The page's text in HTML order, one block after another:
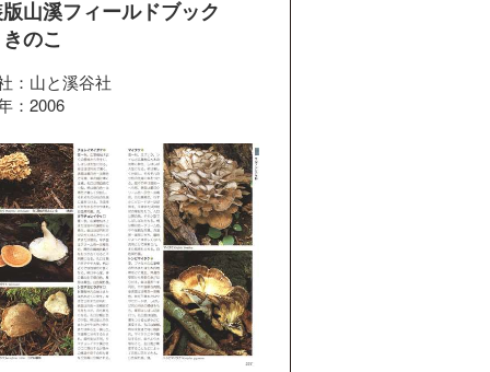
山溪フィールドブック
のこ
：山と溪谷社
：2006